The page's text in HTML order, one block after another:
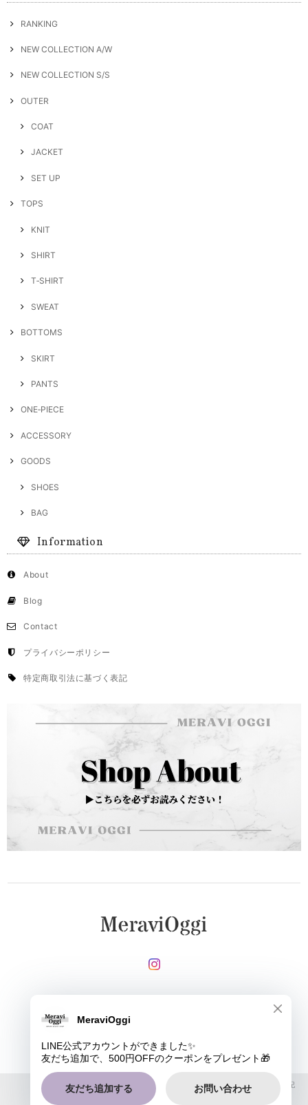
RANKING
NEW COLLECTION A/W
NEW COLLECTION S/S
OUTER
COAT
JACKET
SET UP
TOPS
KNIT
SHIRT
T‐SHIRT
SWEAT
BOTTOMS
SKIRT
PANTS
ONE‐PIECE
ACCESSORY
GOODS
SHOES
BAG
Information
About
Blog
Contact
プライバシーポリシー
特定商取引法に基づく表記
MeraviOggi |プライバシーポリシー|特定商取引法に基づく表記